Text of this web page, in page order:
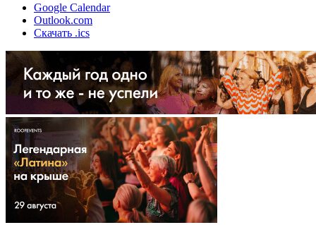
Google Calendar
Outlook.com
Скачать .ics